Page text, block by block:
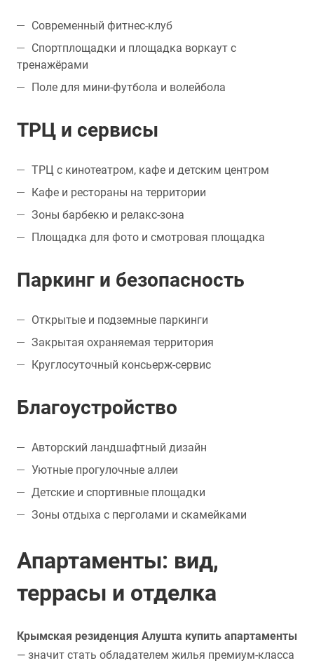
Современный фитнес-клуб
Спортплощадки и площадка воркаут с
тренажёрами
Поле для мини-футбола и волейбола
ТРЦ и сервисы
ТРЦ с кинотеатром, кафе и детским центром
Кафе и рестораны на территории
Зоны барбекю и релакс-зона
Площадка для фото и смотровая площадка
Паркинг и безопасность
Открытые и подземные паркинги
Закрытая охраняемая территория
Круглосуточный консьерж-сервис
Благоустройство
Авторский ландшафтный дизайн
Уютные прогулочные аллеи
Детские и спортивные площадки
Зоны отдыха с перголами и скамейками
Апартаменты: вид,
террасы и отделка
Крымская резиденция Алушта купить апартаменты
— значит стать обладателем жилья премиум-класса